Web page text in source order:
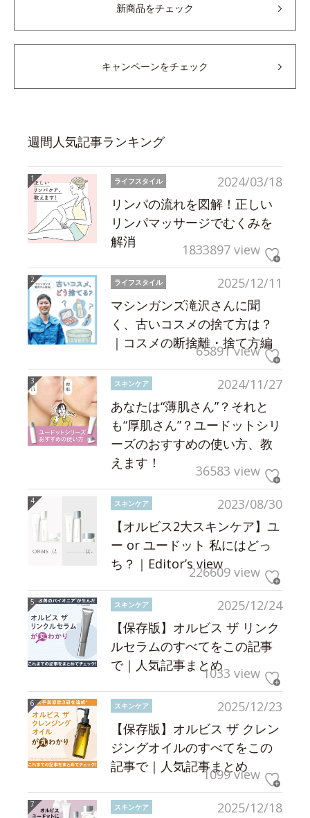
新商品をチェック
キャンペーンをチェック
週間人気記事ランキング
2024/03/18
ライフスタイル
リンパの流れを図解！正しい
リンパマッサージでむくみを
解消
1833897 view
2025/12/11
ライフスタイル
マシンガンズ滝沢さんに聞
く、古いコスメの捨て方は？
｜コスメの断捨離・捨て方編
65891 view
2024/11/27
スキンケア
あなたは“薄肌さん”？それと
も“厚肌さん”？ユードットシリ
ーズのおすすめの使い方、教
えます！
36583 view
2023/08/30
スキンケア
【オルビス2大スキンケア】ユ
ー or ユードット 私にはどっ
ち？｜Editor’s view226609 view
2025/12/24
スキンケア
【保存版】オルビス ザ リンク
ルセラムのすべてをこの記事
で｜人気記事まとめ1033 view
2025/12/23
スキンケア
【保存版】オルビス ザ クレン
ジングオイルのすべてをこの
記事で｜人気記事まとめ
1099 view
2025/12/18
スキンケア